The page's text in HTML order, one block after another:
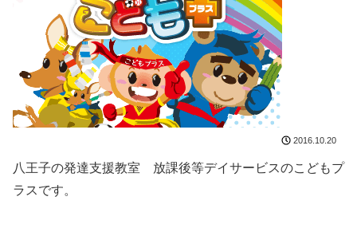
2016.10.20
八王子の発達支援教室 放課後等デイサービスのこどもプ
ラスです。